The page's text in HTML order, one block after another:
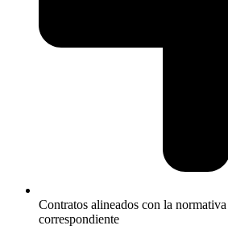
Contratos alineados con la
correspondiente